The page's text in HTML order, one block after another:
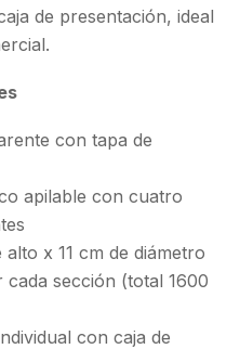
de presentación, ideal
con tapa de
apilable con cuatro
alto x 11 cm de diámetro
sección (total 1600
con caja de